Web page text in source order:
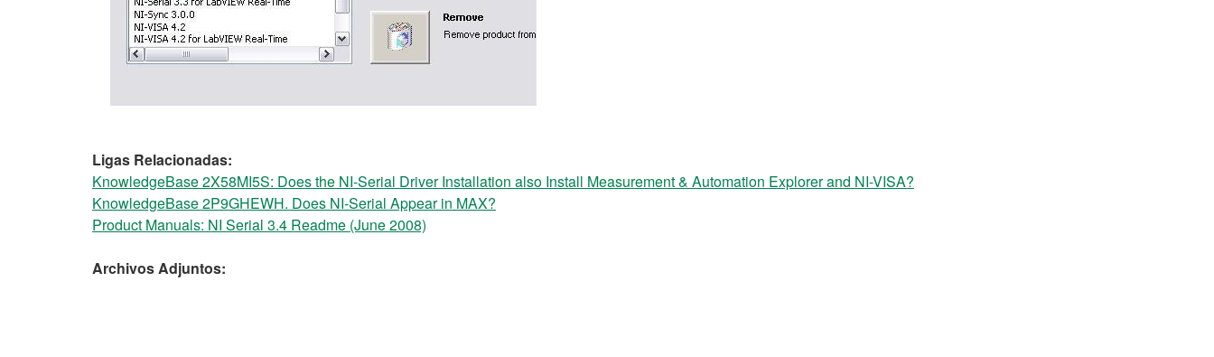
Ligas Relacionadas:
KnowledgeBase 2X58MI5S: Does the NI-Serial Driver Installation also Install Measurement & Automation Explorer and NI-VISA?
KnowledgeBase 2P9GHEWH. Does NI-Serial Appear in MAX?
Product Manuals: NI Serial 3.4 Readme (June 2008)
Archivos Adjuntos: